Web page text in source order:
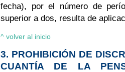
fecha), por el número de
superior a dos, resulta de
^ volver al inicio
3. PROHIBICIÓN DE
CUANTÍA DE LA